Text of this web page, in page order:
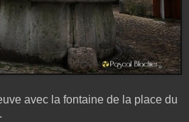
avec la fontaine de la place du